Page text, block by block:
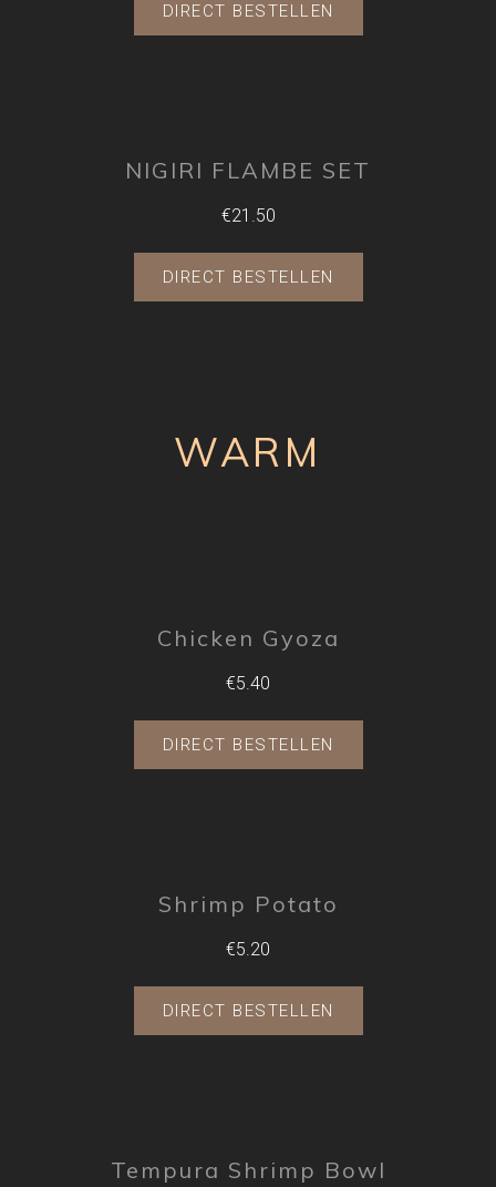
DIRECT BESTELLEN
NIGIRI FLAMBE SET
€21.50
DIRECT BESTELLEN
WARM
Chicken Gyoza
€5.40
DIRECT BESTELLEN
Shrimp Potato
€5.20
DIRECT BESTELLEN
Tempura Shrimp Bowl